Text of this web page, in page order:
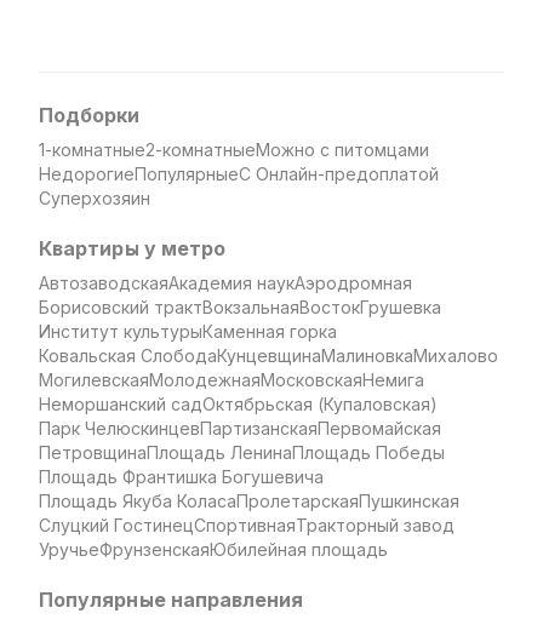
Подборки
1-комнатные2-комнатныеМожно с питомцами
НедорогиеПопулярныеС Онлайн-предоплатой
Суперхозяин
Квартиры у метро
АвтозаводскаяАкадемия наукАэродромная
Борисовский трактВокзальнаяВостокГрушевка
Институт культурыКаменная горка
Ковальская СлободаКунцевщинаМалиновкаМихалово
МогилевскаяМолодежнаяМосковскаяНемига
Неморшанский садОктябрьская (Купаловская)
Парк ЧелюскинцевПартизанскаяПервомайская
ПетровщинаПлощадь ЛенинаПлощадь Победы
Площадь Франтишка Богушевича
Площадь Якуба КоласаПролетарскаяПушкинская
Слуцкий ГостинецСпортивнаяТракторный завод
УручьеФрунзенскаяЮбилейная площадь
Популярные направления